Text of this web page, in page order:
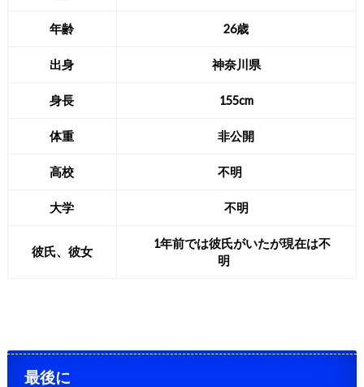
年齢 26歳
出身 神奈川県
身長 155cm
体重 非公開
高校 不明
大学 不明
彼氏、彼女
1年前では彼氏がいたが現在は不
明
最後に